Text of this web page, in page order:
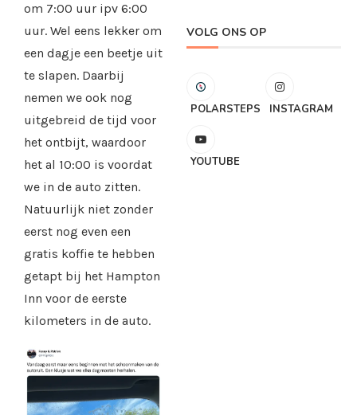
om 7:00 uur ipv 6:00
uur. Wel eens lekker om
een dagje een beetje uit
te slapen. Daarbij
nemen we ook nog
uitgebreid de tijd voor
het ontbijt, waardoor
het al 10:00 is voordat
we in de auto zitten.
Natuurlijk niet zonder
eerst nog even een
gratis koffie te hebben
getapt bij het Hampton
Inn voor de eerste
kilometers in de auto.
VOLG ONS OP
POLARSTEPS INSTAGRAM
YOUTUBE